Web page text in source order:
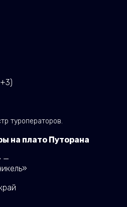
туроператоров.
на плато Путорана
—